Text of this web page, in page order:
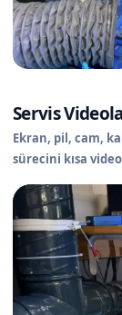
Servis
Ekran, pil, cam,
sürecini kısa